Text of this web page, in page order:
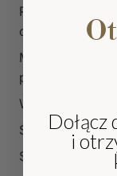
Pojemniki i
cukiernice
Miski, salaterki i
pucharki
Wazony i flakony
Świeczniki
Stoliki kawowe
Dołącz
i